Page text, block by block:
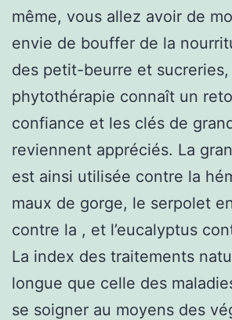
même, vous allez avoir de
envie de bouffer de la
des petit-beurre et sucreries,
phytothérapie connaît un
confiance et les clés de
reviennent appréciés. La
est ainsi utilisée contre la
maux de gorge, le serpolet
contre la , et l’eucalyptus
La index des traitements
longue que celle des
se soigner au moyens des